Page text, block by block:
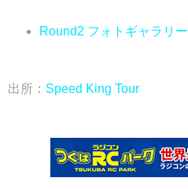
Round2 フォトギャラリー
出所： Speed King Tour